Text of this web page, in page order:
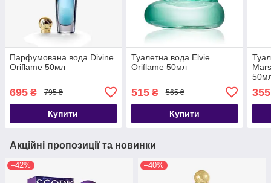
Парфумована вода Divine
Oriflame 50мл
695 ₴ 795 ₴
Купити
Туалетна вода Elvie
Oriflame 50мл
515₴ 565 ₴
Купити
355
Акційні пропозиції та новинки
–42% –40%